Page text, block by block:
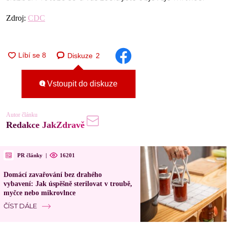
Zdroj: CDC
Diskuze 2
Vstoupit do diskuze
Autor článku
Redakce JakZdravě
PR články | 16201
Domácí zavařování bez drahého
vybavení: Jak úspěšně sterilovat v troubě,
myčce nebo mikrovlnce
ČÍST DÁLE